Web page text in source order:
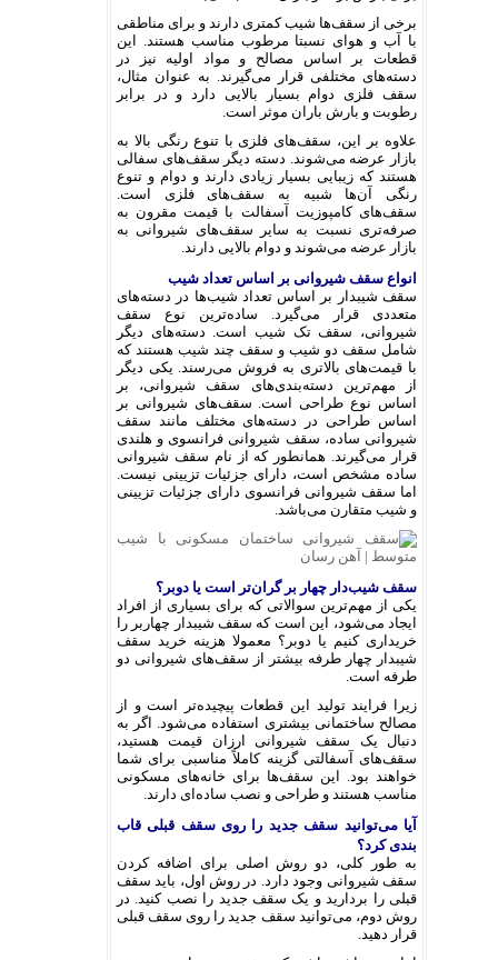
برخی از سقف‌ها شیب کمتری دارند و برای مناطقی
با آب و هوای نسبتا مرطوب مناسب هستند. این
قطعات بر اساس مصالح و مواد اولیه نیز در
دسته‌های مختلفی قرار می‌گیرند. به عنوان مثال،
سقف فلزی دوام بسیار بالایی دارد و در برابر
رطوبت و بارش باران موثر است.
علاوه بر این، سقف‌های فلزی با تنوع رنگی بالا به
بازار عرضه می‌شوند. دسته دیگر سقف‌های سفالی
هستند که زیبایی بسیار زیادی دارند و دوام و تنوع
رنگی آن‌ها شبیه به سقف‌های فلزی است.
سقف‌های کامپوزیت آسفالت با قیمت مقرون به
صرفه‌تری نسبت به سایر سقف‌های شیروانی به
بازار عرضه می‌شوند و دوام بالایی دارند.
انواع سقف شیروانی بر اساس تعداد شیب
سقف شیبدار بر اساس تعداد شیب‌ها در دسته‌های
متعددی قرار می‌گیرد. ساده‌ترین نوع سقف
شیروانی، سقف تک شیب است. دسته‌های دیگر
شامل سقف دو شیب و سقف چند شیب هستند که
با قیمت‌های بالاتری به فروش می‌رسند. یکی دیگر
از مهم‌ترین دسته‌بندی‌های سقف شیروانی، بر
اساس نوع طراحی است. سقف‌های شیروانی بر
اساس طراحی در دسته‌های مختلف مانند سقف
شیروانی ساده، سقف شیروانی فرانسوی و هلندی
قرار می‌گیرند. همانطور که از نام سقف شیروانی
ساده مشخص است، دارای جزئیات تزیینی نیست.
اما سقف شیروانی فرانسوی دارای جزئیات تزیینی
و شیب متقارن می‌باشد.
سقف شیب‌دار چهار بر گران‌تر است یا دوبر؟
یکی از مهم‌ترین سوالاتی که برای بسیاری از افراد
ایجاد می‌شود، این است که سقف شیبدار چهاربر را
خریداری کنیم یا دوبر؟ معمولا هزینه خرید سقف
شیبدار چهار طرفه بیشتر از سقف‌های شیروانی دو
طرفه است.
زیرا فرایند تولید این قطعات پیچیده‌تر است و از
مصالح ساختمانی بیشتری استفاده می‌شود. اگر به
دنبال یک سقف شیروانی ارزان قیمت هستید،
سقف‌های آسفالتی گزینه کاملاً مناسبی برای شما
خواهند بود. این سقف‌ها برای خانه‌های مسکونی
مناسب هستند و طراحی و نصب ساده‌ای دارند.
آیا می‌توانید سقف جدید را روی سقف قبلی قاب
بندی کرد؟
به طور کلی، دو روش اصلی برای اضافه کردن
سقف شیروانی وجود دارد. در روش اول، باید سقف
قبلی را بردارید و یک سقف جدید را نصب کنید. در
روش دوم، می‌توانید سقف جدید را روی سقف قبلی
قرار دهید.